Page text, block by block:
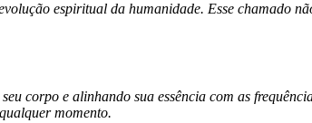
espiritual da humanidade. Esse chamado
corpo e alinhando sua essência com as
momento.